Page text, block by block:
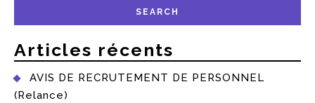
Articles récents
AVIS DE RECRUTEMENT DE PERSONNEL
(Relance)